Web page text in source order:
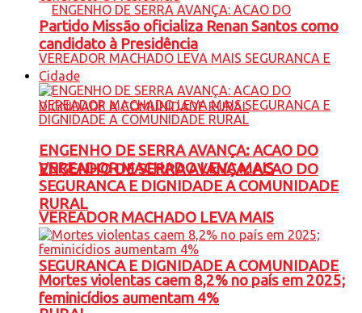
ENGENHO DE SERRA AVANÇA: ACAO DO
VEREADOR MACHADO LEVA MAIS
SEGURANCA E DIGNIDADE A COMUNIDADE
Partido Missão oficializa Renan Santos como
candidato à Presidência
Cidade
ENGENHO DE SERRA AVANÇA: ACAO DO
VEREADOR MACHADO LEVA MAIS
SEGURANCA E DIGNIDADE A COMUNIDADE
RURAL
Mortes violentas caem 8,2% no país em 2025;
feminicídios aumentam 4%